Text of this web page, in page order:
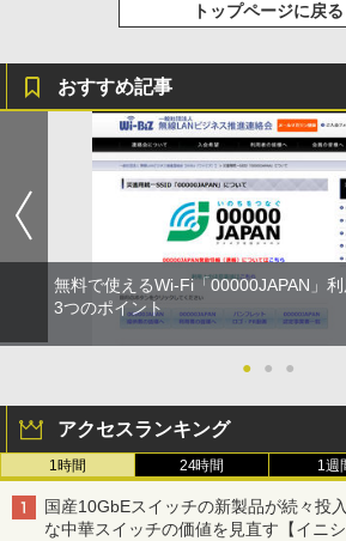
トップページに戻る
おすすめ記事
無料で使えるWi-Fi「00000JAPAN」
3つのポイント
● ● ●
アクセスランキング
1時間 24時間 1週
国産10GbEスイッチの新製品が続々投
な中華スイッチの価値を見直す【イニシ